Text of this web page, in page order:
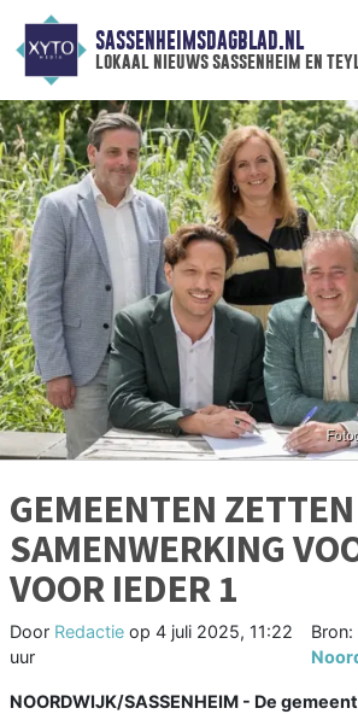
SASSENHEIMSDAGBLAD.NL
lokaal nieuws sassenheim en
GEMEENTEN ZETTEN
SAMENWERKING
VOOR IEDER 1
Door Redactie op 4 juli 2025, 11:22
uur
Bron:
NOORDWIJK/SASSENHEIM - De